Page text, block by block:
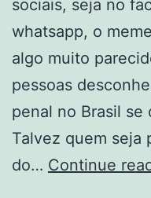
sociais, seja no
whatsapp, o
algo muito
pessoas
penal no Brasil se
Talvez quem seja
do… Continue